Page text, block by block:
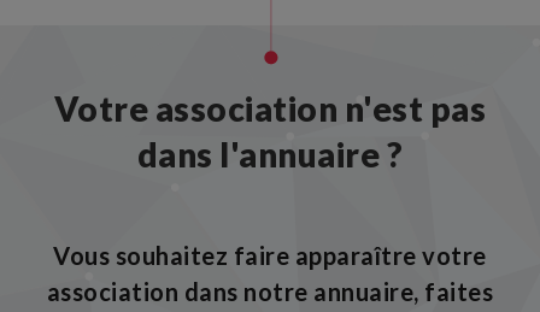
Votre association n'est pas
dans l'annuaire ?
Vous souhaitez faire apparaître votre
association dans notre annuaire, faites